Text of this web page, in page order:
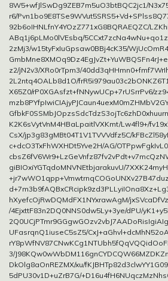
8W5+wfJlSwDg9ZEB7m5uO3btBQC2jc1/
r6/
92b6oIHNLfnY4YOzZ771xG8BQRAEQZC/
ABq1j6pLMo0lVEsbq/
2zMj3/w15tyFxIuGpsaw0BBj4cK35/
z2/jN2v3/XRo0rTpm3/
2L2ntq4OALb8d1O/
X65Z0/rP0XGAsfzt+fNNywUCp+7rUSrrPv6/
K2K6sVytVnM4HBaLpaitlVXKmt/Lw4fl9+/
CsX/jp3g83gMBt04T1V1TVVVdfz5C/
c+dcO3TxFhWXHDt5Yve2H/AG/
giBIOxiYGTqdoMNVNEtbjarakuvU/
hXyefcOjRwDQMdFX1NYxrawAgM/
/4EjxttF83n2DQ0NNS0dw5Ly+3ye/dPU/
UFasrqnQ1iuseC5sZ5/
3/
DkOlg8aOnREZMX/xu/
5dPU30v1D+uZrB7G/